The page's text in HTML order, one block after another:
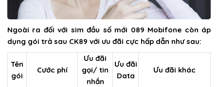
Ngoài ra đối với sim đầu số mới 089 Mobifone còn áp
dụng gói trả sau CK89 với ưu đãi cực hấp dẫn như sau:
Tên
gói
Cước phí
Ưu đãi
gọi/ tin
nhắn
Ưu đãi
Data
Ưu đãi khác